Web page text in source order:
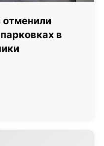
в